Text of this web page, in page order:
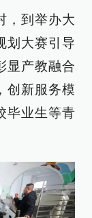
，到举办大
划大赛引导
显产教融合
新服务模
毕业生等青